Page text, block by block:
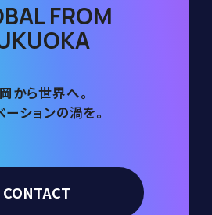
FROM
から世界へ。
ーションの渦を。
CONTACT